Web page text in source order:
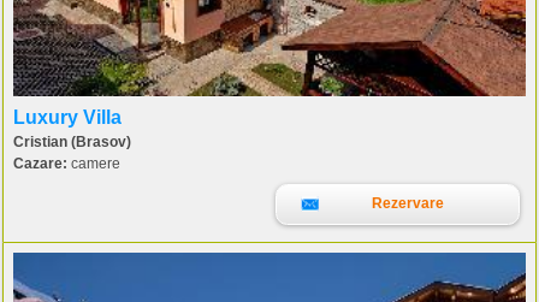
Luxury Villa
Cristian (Brasov)
Cazare: camere
Rezervare